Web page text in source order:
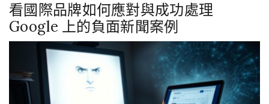
看國際品牌如何應對與成功處理
Google 上的負面新聞案例